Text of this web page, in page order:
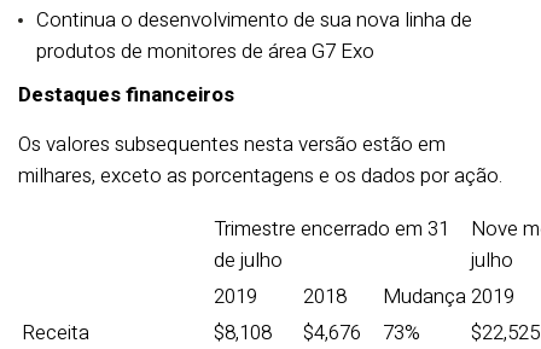
Continua o desenvolvimento de sua nova linha de
produtos de monitores de área G7 Exo
Destaques financeiros
Os valores subsequentes nesta versão estão em
milhares, exceto as porcentagens e os dados por ação.
Trimestre encerrado em 31
de julho
Nove
julho
2019
2018 Mudança 2019
Receita
$8,108 $4,676 73%
$22,525